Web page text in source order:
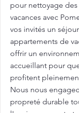
pour nettoyage
vacances avec
vos invités un
appartements de
offrir un
accueillant pour
profitent
Nous nous
propreté durable